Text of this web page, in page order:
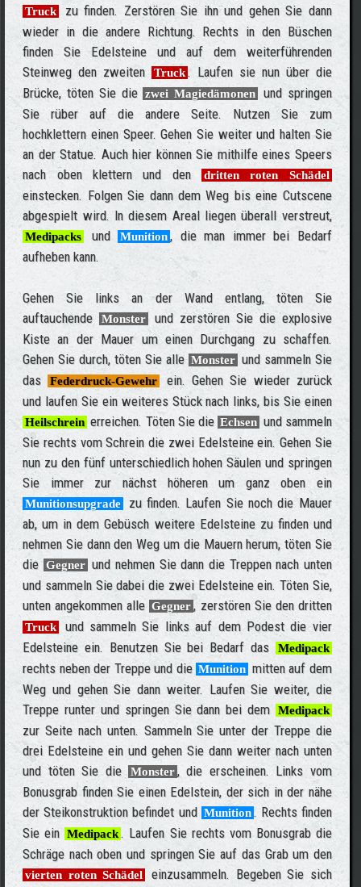
Truck
zu finden. Zerstören Sie ihn und gehen Sie dann
wieder in die andere Richtung. Rechts in den Büschen
finden Sie Edelsteine und auf dem weiterführenden
Steinweg den zweiten
Truck. Laufen sie nun über die
Brücke, töten Sie die zwei Magiedämonen
und springen
Sie rüber auf die andere Seite. Nutzen Sie zum
hochklettern einen Speer. Gehen Sie weiter und halten Sie
an der Statue. Auch hier können Sie mithilfe eines Speers
nach oben klettern und den
dritten roten Schädel
einstecken. Folgen Sie dann dem Weg bis eine Cutscene
abgespielt wird. In diesem Areal liegen überall verstreut,
Medipacks und Munition , die man immer bei Bedarf
aufheben kann.
Gehen Sie links an der Wand entlang, töten Sie
auftauchendeMonsterund zerstören Sie die explosive
Kiste an der Mauer um einen Durchgang zu schaffen.
Gehen Sie durch, töten Sie alle Monsterund sammeln Sie
dasFederdruck-Gewehr
ein. Gehen Sie wieder zurück
und laufen Sie ein weiteres Stück nach links, bis Sie einen
Heilschrein erreichen. Töten Sie dieEchsen und sammeln
Sie rechts vom Schrein die zwei Edelsteine ein. Gehen Sie
nun zu den fünf unterschiedlich hohen Säulen und springen
Sie immer zur nächst höheren um ganz oben ein
Munitionsupgrade
zu finden. Laufen Sie noch die Mauer
ab, um in dem Gebüsch weitere Edelsteine zu finden und
nehmen Sie dann den Weg um die Mauern herum, töten Sie
die Gegnerund nehmen Sie dann die Treppen nach unten
und sammeln Sie dabei die zwei Edelsteine ein. Töten Sie,
unten angekommen alleGegner , zerstören Sie den dritten
Truck
und sammeln Sie links auf dem Podest die vier
Edelsteine ein. Benutzen Sie bei Bedarf das
Medipack
rechts neben der Treppe und dieMunition mitten auf dem
Weg und gehen Sie dann weiter. Laufen Sie weiter, die
Treppe runter und springen Sie dann bei dem
Medipack
zur Seite nach unten. Sammeln Sie unter der Treppe die
drei Edelsteine ein und gehen Sie dann weiter nach unten
und töten Sie die
Monster, die erscheinen. Links vom
Bonusgrab finden Sie einen Edelstein, der sich in der nähe
der Steikonstruktion befindet und Munition. Rechts finden
Sie einMedipack . Laufen Sie rechts vom Bonusgrab die
Schräge nach oben und springen Sie auf das Grab um den
vierten roten Schädel
einzusammeln. Begeben Sie sich